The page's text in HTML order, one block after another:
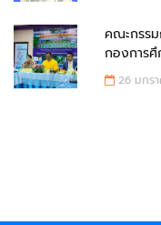
คณะกรร
กองการศึ
26 มกร